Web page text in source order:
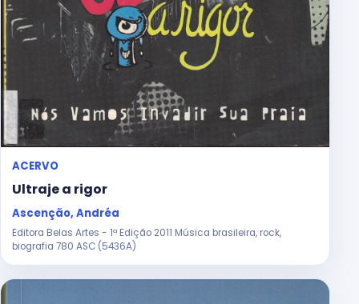
ACERVO
Ultraje a rigor
Ascenção, Andréa
Editora Belas Artes - 1ª Edição 2011 Música brasileira, rock,
biografia 780 ASC (5436A)